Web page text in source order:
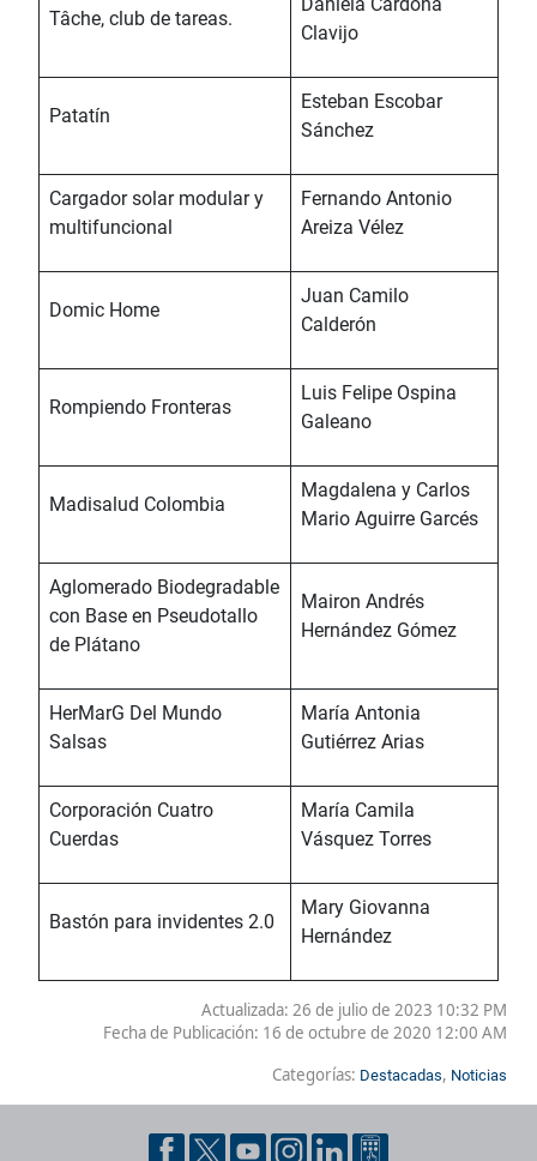
Tâche, club de tareas.
Clavijo
Patatín
Esteban Escobar
Sánchez
Cargador solar modular y
multifuncional
Fernando Antonio
Areiza Vélez
Domic Home
Juan Camilo
Calderón
Rompiendo Fronteras
Luis Felipe Ospina
Galeano
Madisalud Colombia
Magdalena y Carlos
Mario Aguirre Garcés
Aglomerado Biodegradable
con Base en Pseudotallo
de Plátano
Mairon Andrés
Hernández Gómez
HerMarG Del Mundo
Salsas
María Antonia
Gutiérrez Arias
Corporación Cuatro
Cuerdas
María Camila
Vásquez Torres
Bastón para invidentes 2.0
Mary Giovanna
Hernández
Actualizada: 26 de julio de 2023 10:32 PM
Fecha de Publicación: 16 de octubre de 2020 12:00 AM
Categorías: Destacadas, Noticias